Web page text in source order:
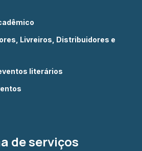
Livreiros, Distribuidores e
literários
de serviços